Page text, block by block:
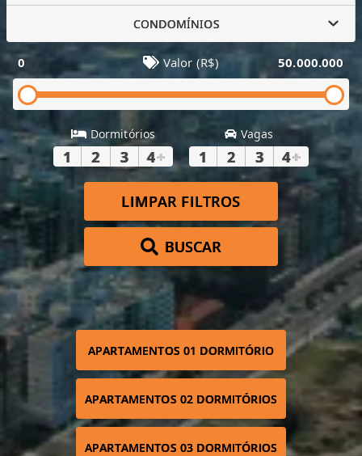
CONDOMÍNIOS
0 Valor (R$) 50.000.000
Dormitórios
1 2 3 4+
Vagas
1 2 3 4+
LIMPAR FILTROS
BUSCAR
APARTAMENTOS 01 DORMITÓRIO
APARTAMENTOS 02 DORMITÓRIOS
APARTAMENTOS 03 DORMITÓRIOS